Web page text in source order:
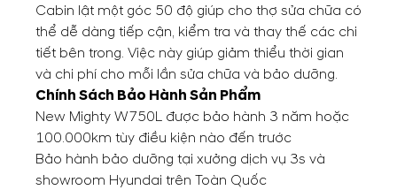
Cabin lật một góc 50 độ giúp cho thợ sửa chữa có
thể dễ dàng tiếp cận, kiểm tra và thay thế các chi
tiết bên trong. Việc này giúp giảm thiểu thời gian
và chi phí cho mỗi lần sửa chữa và bảo dưỡng.
Chính Sách Bảo Hành Sản Phẩm
New Mighty W750L được bảo hành 3 năm hoặc
100.000km tùy điều kiện nào đến trước
Bảo hành bảo dưỡng tại xưởng dịch vụ 3s và
showroom Hyundai trên Toàn Quốc